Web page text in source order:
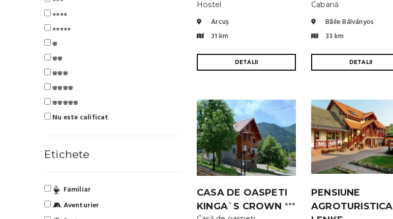
⭐⭐⭐⭐
⭐⭐⭐⭐⭐
🌸
🌸🌸
🌸🌸🌸
🌸🌸🌸🌸
🌸🌸🌸🌸🌸
Nu este calificat
Etichete
Familiar
Aventurier
Hostel
Arcuș
31 km
DETALII
Cabană
Băile Bálványos
33 km
DETALII
CASA DE OASPETI
KINGA`S CROWN
⭐⭐⭐
PENSIUNE
AGROTURISTICA